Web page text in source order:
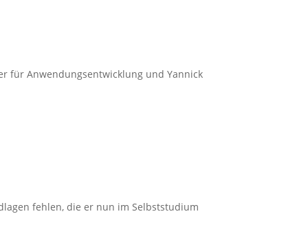
für Anwendungsentwicklung und Yannick
fehlen, die er nun im Selbststudium